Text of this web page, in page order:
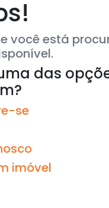
você está
das
se
imóvel